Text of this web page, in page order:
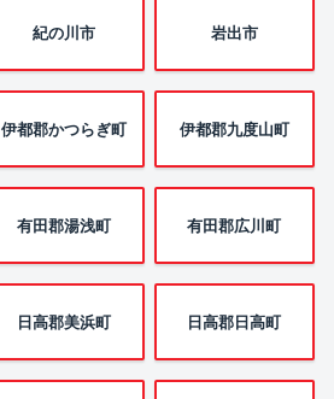
紀の川市 岩出市
伊都郡かつらぎ町 伊都郡九度山町
有田郡湯浅町 有田郡広川町
日高郡美浜町 日高郡日高町